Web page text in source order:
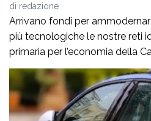
di redazione
Arrivano fondi per
più tecnologiche le nostre reti
primaria per l’economia della
così come le città. È un
anche per il regolare servizio
situazione si ripropone
inverno […]